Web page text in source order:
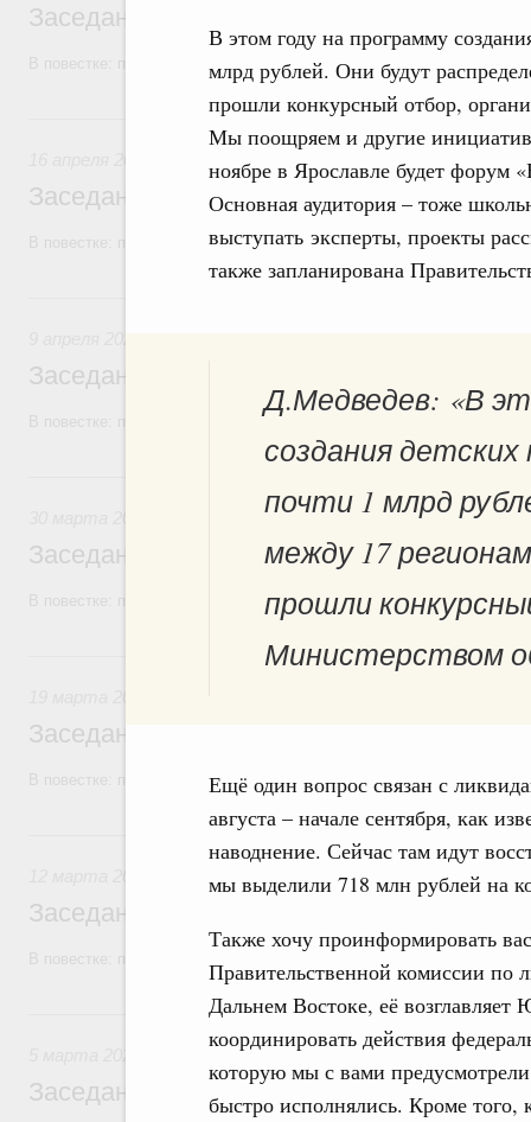
В этом году на программу
млрд рублей. Они будут
прошли конкурсный отбор,
Мы поощряем и другие
ноябре в Ярославле будет форум
Основная аудитория – тоже
выступать эксперты, проекты
также запланирована
Д.Медведев: «В
создания
почти 1 млрд
между 17
прошли
Министерством
Ещё один вопрос связан с
августа – начале сентября, как
наводнение. Сейчас там идут
мы выделили 718 млн рублей на
Также хочу проинформировать
Правительственной комиссии по
Дальнем Востоке, её
координировать действия
которую мы с вами
быстро исполнялись. Кроме того,
Заседание Правительства (2026 год,
В повестке: проекты федеральных законов.
16 апреля, четверг
Заседание Правительства (2026 год,
В повестке: проекты федеральных законов.
Заседание Правительства (2026 год,
В повестке: проекты федеральных законов.
Заседание Правительства (2026 год,
В повестке: проекты федеральных законов, бюджетные
19 марта, четверг
Заседание Правительства (2026 год, №9)
В повестке: проекты федеральных законов.
12 марта, четверг
Заседание Правительства (2026 год, №8)
5 марта, четверг
Заседание Правительства (2026 год, №7)